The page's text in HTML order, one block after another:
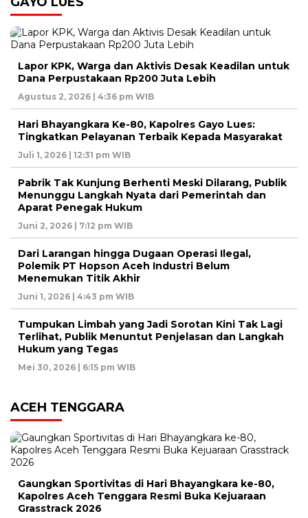
Lapor KPK, Warga dan Aktivis Desak Keadilan untuk
Dana Perpustakaan Rp200 Juta Lebih
Agustus 2, 2026 | 4:36 pm WIB
Hari Bhayangkara Ke-80, Kapolres Gayo Lues:
Tingkatkan Pelayanan Terbaik Kepada Masyarakat
Juli 1, 2026 | 12:31 pm WIB
Pabrik Tak Kunjung Berhenti Meski Dilarang, Publik
Menunggu Langkah Nyata dari Pemerintah dan
Aparat Penegak Hukum
Juni 2, 2026 | 7:12 pm WIB
Dari Larangan hingga Dugaan Operasi Ilegal,
Polemik PT Hopson Aceh Industri Belum
Menemukan Titik Akhir
Juni 1, 2026 | 4:43 pm WIB
Tumpukan Limbah yang Jadi Sorotan Kini Tak Lagi
Terlihat, Publik Menuntut Penjelasan dan Langkah
Hukum yang Tegas
Mei 30, 2026 | 6:15 pm WIB
ACEH TENGGARA
Gaungkan Sportivitas di Hari Bhayangkara ke-80,
Kapolres Aceh Tenggara Resmi Buka Kejuaraan
Grasstrack 2026